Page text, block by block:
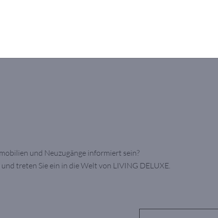
und Neuzugänge informiert sein?
treten Sie ein in die Welt von LIVING DELUXE.